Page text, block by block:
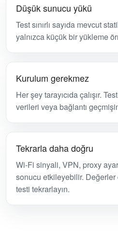
Düşük sunucu yükü
Test sınırlı sayıda mevcut
yalnızca küçük bir yükleme
Kurulum gerekmez
Her şey tarayıcıda çalışır.
verileri veya bağlantı
Tekrarla daha doğru
Wi-Fi sinyali, VPN, proxy
sonucu etkileyebilir. Değerler
testi tekrarlayın.